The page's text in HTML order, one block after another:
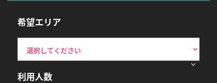
希望エリア
利用人数